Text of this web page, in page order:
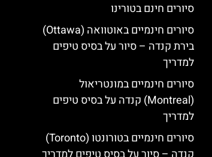
סיורים חינם בטורינו
סיורים חינמיים באוטוואה (Ottawa)
בירת קנדה – סיור על בסיס טיפים
למדריך
סיורים חינמיים במונטריאול
(Montreal) קנדה על בסיס טיפים
למדריך
סיורים חינמיים בטורונטו (Toronto)